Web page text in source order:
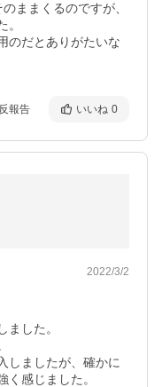
ままくるのですが、
のだとありがたいな
報告 いいね 0
2022/3/2
ました。
しましたが、確かに
感じました。